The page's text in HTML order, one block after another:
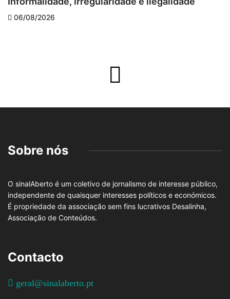
06/08/2026
Sobre nós
O sinalAberto é um coletivo de jornalismo de interesse público,
independente de quaisquer interesses políticos e económicos.
É propriedade da associação sem fins lucrativos Desalinha,
Associação de Conteúdos.
Contacto
geral@sinalaberto.pt